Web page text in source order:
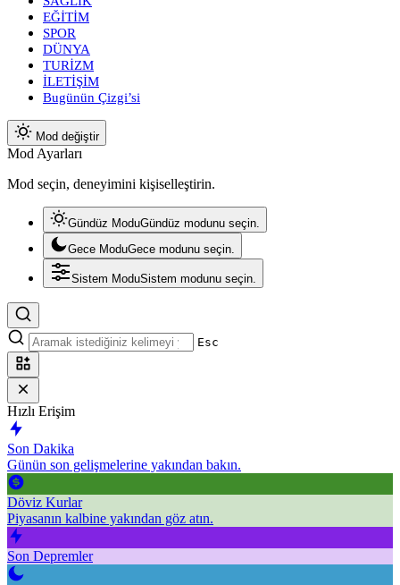
EĞİTİM
SPOR
DÜNYA
TURİZM
İLETİŞİM
Bugünün Çizgi’si
Mod değiştir
Mod Ayarları
Mod seçin, deneyimini kişiselleştirin.
Gündüz ModuGündüz modunu seçin.
Gece ModuGece modunu seçin.
Sistem ModuSistem modunu seçin.
Esc
Hızlı Erişim
Son Dakika
Günün son gelişmelerine yakından bakın.
Döviz Kurlar
Piyasanın kalbine yakından göz atın.
Son Depremler